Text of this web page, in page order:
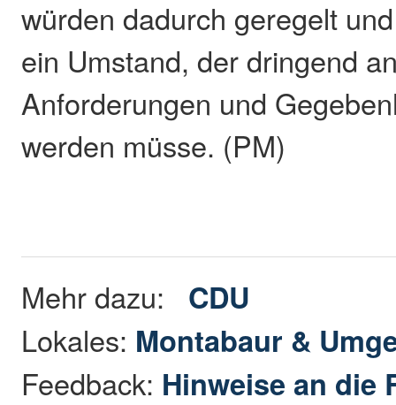
würden dadurch geregelt
ein Umstand, der dringend
Anforderungen und
werden müsse. (PM)
Mehr dazu: CDU
Lokales: Montabaur &
Feedback: Hinweise an die